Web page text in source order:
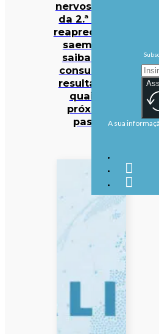
nervos. Notas
da 2.ª fase e
reapreciações
saem hoje:
saiba onde
consultar os
resultados e
quais os
próximos
passosA sua